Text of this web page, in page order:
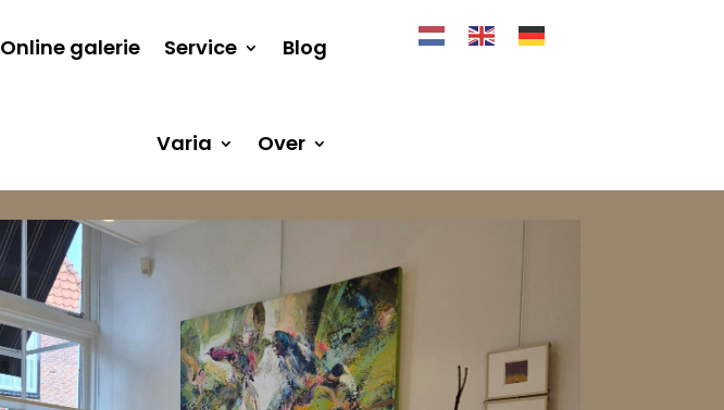
Online galerie Service Blog
Varia Over